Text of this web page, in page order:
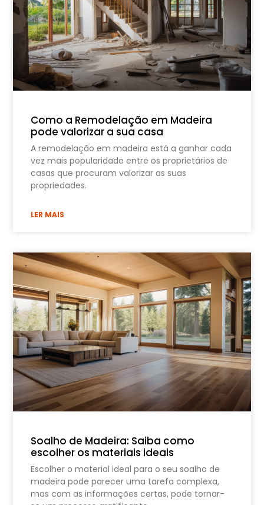
Como a Remodelação em Madeira
pode valorizar a sua casa
A remodelação em madeira está a ganhar cada
vez mais popularidade entre os proprietários de
casas que procuram valorizar as suas
propriedades.
LER MAIS
Soalho de Madeira: Saiba como
escolher os materiais ideais
Escolher o material ideal para o seu soalho de
madeira pode parecer uma tarefa complexa,
mas com as informações certas, pode tornar-